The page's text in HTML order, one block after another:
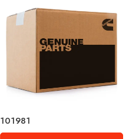
101981